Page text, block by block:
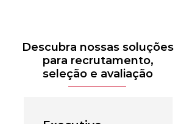
Descubra nossas soluções
para recrutamento,
seleção e avaliação